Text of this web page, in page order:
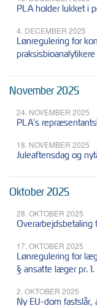
PLA holder lukket i
4. DECEMBER 2025
Lønregulering for
November 2025
24. NOVEMBER 2025
PLA's
18. NOVEMBER 2025
Juleaftensdag og
Oktober 2025
28. OKTOBER 2025
Overarbejdsbetaling
17. OKTOBER 2025
Lønregulering for
§ ansatte læger pr.
2. OKTOBER 2025
Ny EU-dom